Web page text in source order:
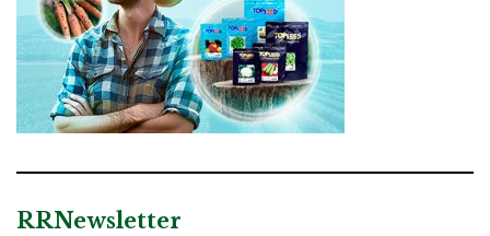
RRNewsletter